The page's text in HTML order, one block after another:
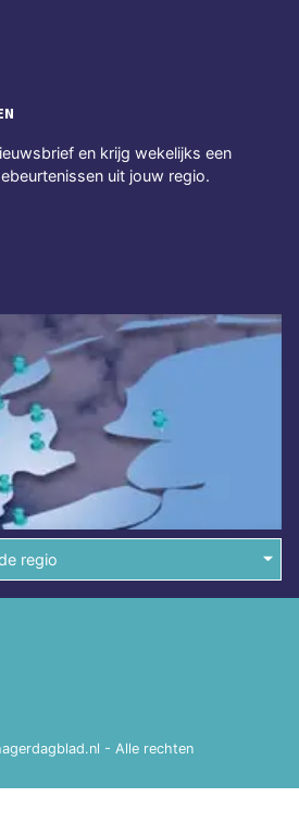
en krijg wekelijks een
uit jouw regio.
regio
- Alle rechten